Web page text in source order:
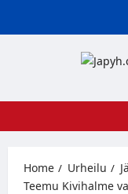
Home Urheilu
Teemu Kivihalme